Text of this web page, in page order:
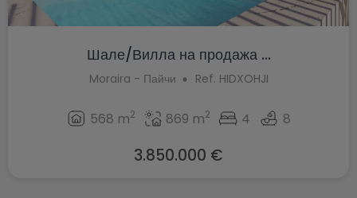
Шале/Вилла на продажа ...
Moraira - Пайчи Ref. HIDXOHJI
568 m2 869 m2 4 8
3.850.000 €